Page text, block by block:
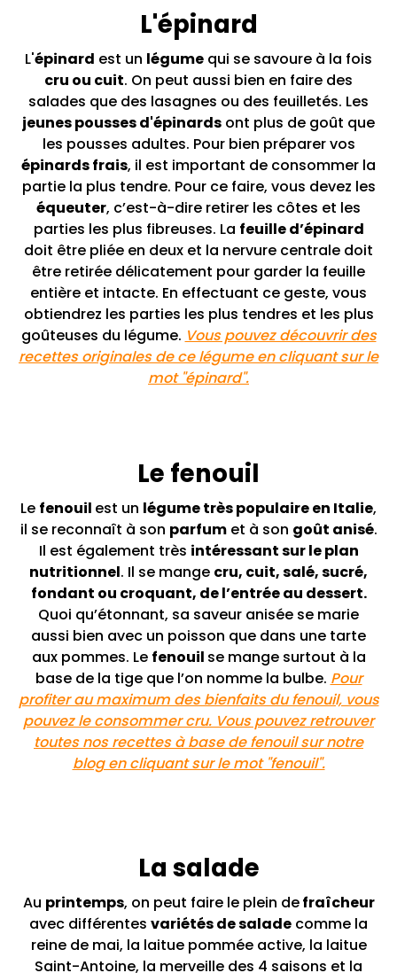
L'épinard
L'épinard est un légume qui se savoure à la fois
cru ou cuit. On peut aussi bien en faire des
salades que des lasagnes ou des feuilletés. Les
jeunes pousses d'épinards ont plus de goût que
les pousses adultes. Pour bien préparer vos
épinards frais, il est important de consommer la
partie la plus tendre. Pour ce faire, vous devez les
équeuter, c’est-à-dire retirer les côtes et les
parties les plus fibreuses. La feuille d’épinard
doit être pliée en deux et la nervure centrale doit
être retirée délicatement pour garder la feuille
entière et intacte. En effectuant ce geste, vous
obtiendrez les parties les plus tendres et les plus
goûteuses du légume. Vous pouvez découvrir des
recettes originales de ce légume en cliquant sur le
mot "épinard".
Le fenouil
Le fenouil est un légume très populaire en Italie,
il se reconnaît à son parfumet à son goût anisé.
Il est également très intéressant sur le plan
nutritionnel. Il se mange cru, cuit, salé, sucré,
fondant ou croquant, de l’entrée au dessert.
Quoi qu’étonnant, sa saveur anisée se marie
aussi bien avec un poisson que dans une tarte
aux pommes. Le fenouil se mange surtout à la
base de la tige que l’on nomme la bulbe. Pour
profiter au maximum des bienfaits du fenouil, vous
pouvez le consommer cru. Vous pouvez retrouver
toutes nos recettes à base de fenouil sur notre
blog en cliquant sur le mot "fenouil".
La salade
Au printemps, on peut faire le plein defraîcheur
avec différentes variétés de salade comme la
reine de mai, la laitue pommée active, la laitue
Saint-Antoine, la merveille des 4 saisons et la